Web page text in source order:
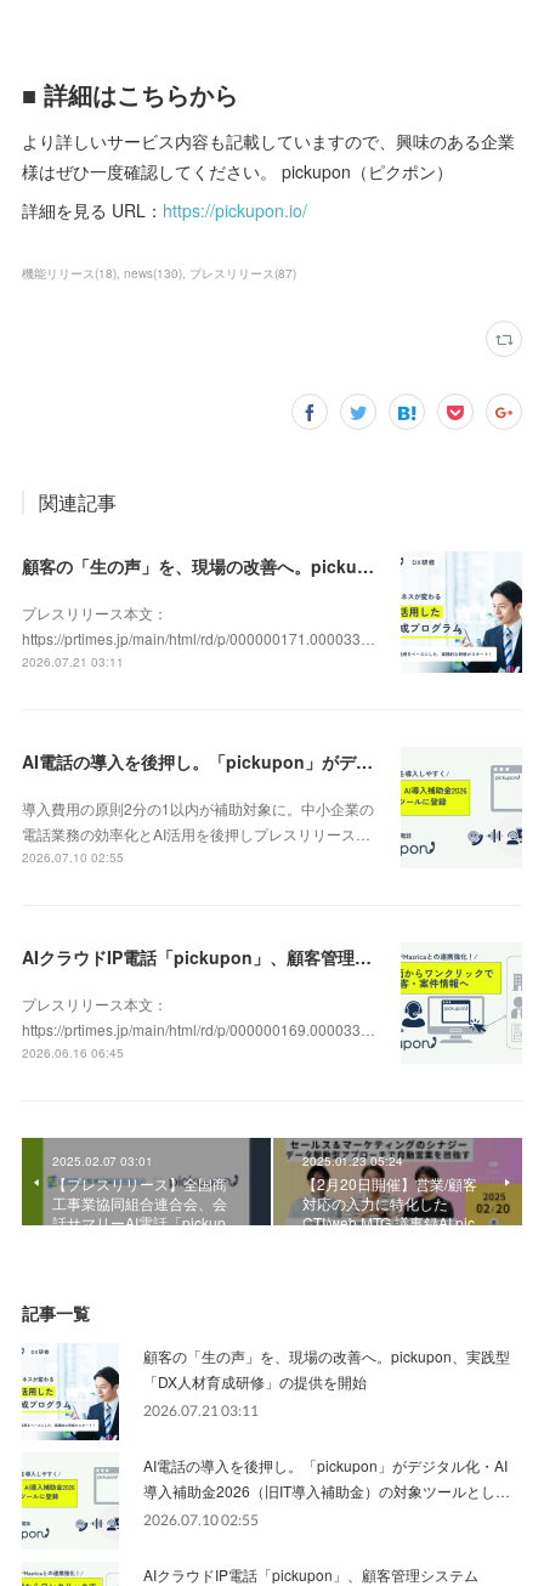
■ 詳細はこちらから
より詳しいサービス内容も記載していますので、興味のある企業
様はぜひ一度確認してください。 pickupon（ピクポン）
詳細を見る URL： https://pickupon.io/
機能リリース (18) news(130) プレスリリース (87)
関連記事
顧客の「生の声」を、現場の改善へ。pickupon、実践型「DX人材育成研修」の提供を開始
プレスリリース本文：
https://prtimes.jp/main/html/rd/p/000000171.000033…
2026.07.21 03:11
AI電話の導入を後押し。「pickupon」がデジタル化・AI導入補助金2026（旧IT導入補助金）の対象ツールとして登録
導入費用の原則2分の1以内が補助対象に。中小企業の
電話業務の効率化とAI活用を後押しプレスリリース…
2026.07.10 02:55
AIクラウドIP電話「pickupon」、顧客管理システム「Mazrica」上の顧客や案件の詳細情報へワンクリックで遷移できる新機能を追加
プレスリリース本文：
https://prtimes.jp/main/html/rd/p/000000169.000033…
2026.06.16 06:45
2025.02.07 03:01
【プレスリリース】全国商
工事業協同組合連合会、会
話サマリーAI電話「pickup…
2025.01.23 05:24
【2月20日開催】営業/顧客
対応の入力に特化した
CTI/web MTG 議事録AI pic…
記事一覧
顧客の「生の声」を、現場の改善へ。pickupon、実践型
「DX人材育成研修」の提供を開始
2026.07.21 03:11
AI電話の導入を後押し。「pickupon」がデジタル化・AI
導入補助金2026（旧IT導入補助金）の対象ツールとし…
2026.07.10 02:55
AIクラウドIP電話「pickupon」、顧客管理システム